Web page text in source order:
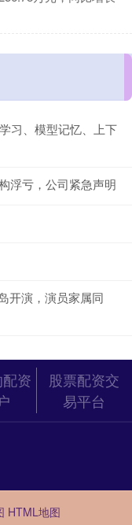
习、模型记忆、上下
浮亏，公司紧急声明
开演，演员家属同
资
股票配资交
易平台
HTML地图